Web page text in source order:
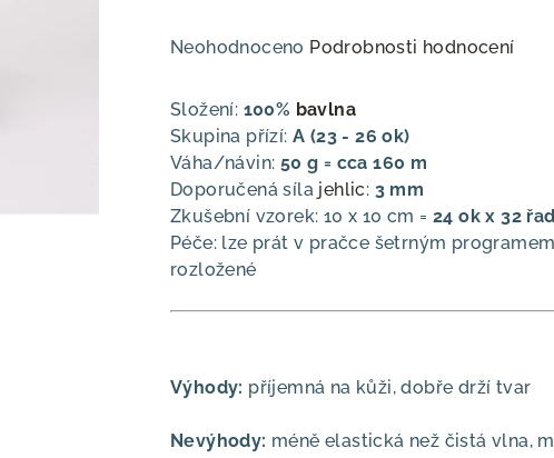
Průměrné
produktu
je
0,0
z
5
hvězdiček.
Neohodnoceno Podrobnosti hodnocení
Složení: 100% bavlna
Skupina přízí: A (23 - 26 ok)
Váha/návin: 50 g = cca 160 m
Doporučená síla jehlic: 3 mm
Zkušební vzorek: 10 x 10 cm = 24 ok x 32 řad
Péče: lze prát v pračce šetrným
rozložené
Výhody: příjemná na kůži, dobře drží tvar
Nevýhody: méně elastická než čistá vlna,